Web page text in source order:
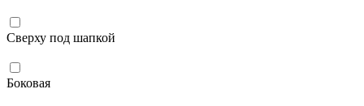
Сверху под шапкой
Боковая